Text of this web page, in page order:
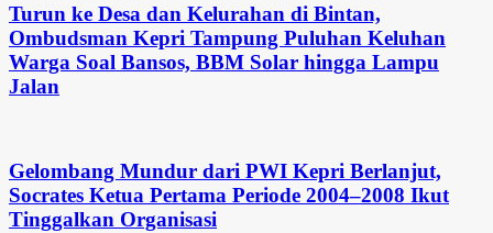
Turun ke Desa dan Kelurahan di Bintan,
Ombudsman Kepri Tampung Puluhan Keluhan
Warga Soal Bansos, BBM Solar hingga Lampu
Jalan
Gelombang Mundur dari PWI Kepri Berlanjut,
Socrates Ketua Pertama Periode 2004–2008 Ikut
Tinggalkan Organisasi